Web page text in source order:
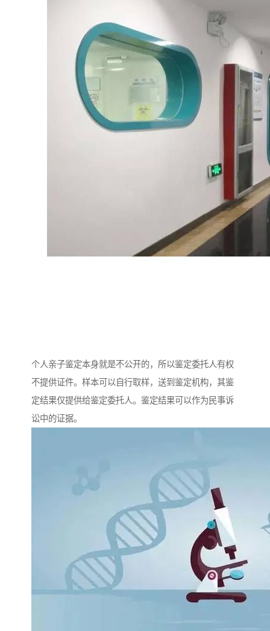
个人亲子鉴定本身就是不公开的，所以鉴定委托人有权
不提供证件。样本可以自行取样，送到鉴定机构，其鉴
定结果仅提供给鉴定委托人。鉴定结果可以作为民事诉
讼中的证据。